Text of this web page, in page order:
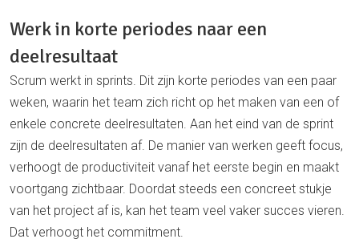
Werk in korte periodes naar een
deelresultaat
Scrum werkt in sprints. Dit zijn korte periodes van een paar
weken, waarin het team zich richt op het maken van een of
enkele concrete deelresultaten. Aan het eind van de sprint
zijn de deelresultaten af. De manier van werken geeft focus,
verhoogt de productiviteit vanaf het eerste begin en maakt
voortgang zichtbaar. Doordat steeds een concreet stukje
van het project af is, kan het team veel vaker succes vieren.
Dat verhoogt het commitment.